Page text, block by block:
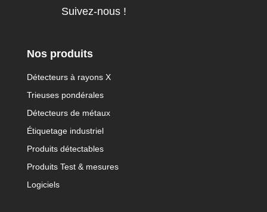
Suivez-nous !
Nos produits
Détecteurs à rayons X
Trieuses pondérales
Détecteurs de métaux
Étiquetage industriel
Produits détectables
Produits Test & mesures
Logiciels